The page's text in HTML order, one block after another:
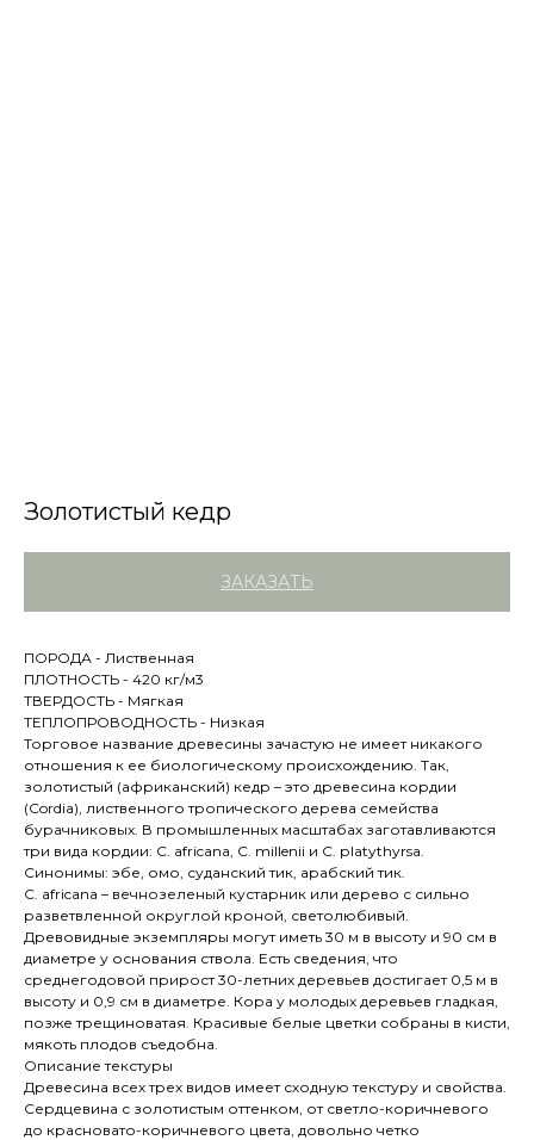
Золотистый кедр
ЗАКАЗАТЬ
ПОРОДА - Лиственная
ПЛОТНОСТЬ - 420 кг/м3
ТВЕРДОСТЬ - Мягкая
ТЕПЛОПРОВОДНОСТЬ - Низкая
Торговое название древесины зачастую не имеет никакого
отношения к ее биологическому происхождению. Так,
золотистый (африканский) кедр – это древесина кордии
(Cordia), лиственного тропического дерева семейства
бурачниковых. В промышленных масштабах заготавливаются
три вида кордии: C. africana, С. millenii и С. рlatythyrsa.
Синонимы: эбе, омо, суданский тик, арабский тик.
C. africana – вечнозеленый кустарник или дерево с сильно
разветвленной округлой кроной, светолюбивый.
Древовидные экземпляры могут иметь 30 м в высоту и 90 см в
диаметре у основания ствола. Есть сведения, что
среднегодовой прирост 30-летних деревьев достигает 0,5 м в
высоту и 0,9 см в диаметре. Кора у молодых деревьев гладкая,
позже трещиноватая. Красивые белые цветки собраны в кисти,
мякоть плодов съедобна.
Описание текстуры
Древесина всех трех видов имеет сходную текстуру и свойства.
Сердцевина с золотистым оттенком, от светло-коричневого
до красновато-коричневого цвета, довольно четко